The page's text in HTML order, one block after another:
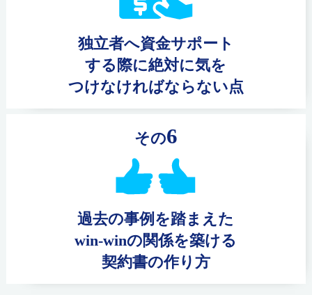
独立者へ資金サポート
する際に絶対に気を
つけなければならない点
その6
過去の事例を踏まえた
win-winの関係を築ける
契約書の作り方